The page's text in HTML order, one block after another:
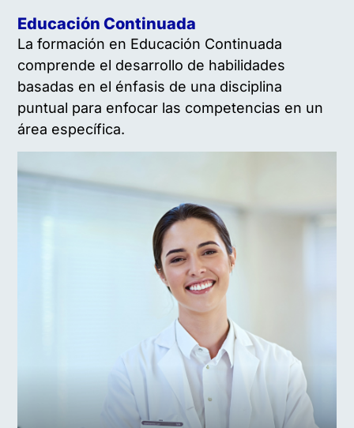
Educación Continuada
La formación en Educación Continuada
comprende el desarrollo de habilidades
basadas en el énfasis de una disciplina
puntual para enfocar las competencias en un
área específica.